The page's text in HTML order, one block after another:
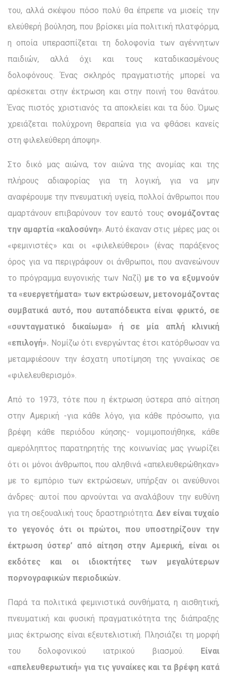
του, αλλά σκέψου πόσο πολύ θα έπρεπε να μισείς την
ελεύθερή βούληση, που βρίσκει μία πολιτική πλατφόρμα,
η οποία υπερασπίζεται τη δολο­φονία των αγέννητων
παιδιών, αλλά όχι και τους καταδικασμέ­νους
δολοφόνους. Ένας σκληρός πραγματιστής μπορεί να
αρέσκεται στην έκτρωση και στην ποινή του θανάτου.
Ένας πιστός χριστιανός τα αποκλείει και τα δύο. Όμως
χρειάζεται πολύχρονη θεραπεία για να φθάσει κανείς
στη φιλελεύθερη άποψη».
Στο δικό μας αιώνα, τον αιώνα της ανομίας και της
πλήρους αδιαφορίας για τη λογική, για να μην
αναφέρουμε την πνευμα­τική υγεία, πολλοί άνθρωποι που
αμαρτάνουν επιβαρύνουν τον εαυτό τους ονομάζοντας
την αμαρτία «καλοσύνη». Αυτό έκαναν στις μέρες μας οι
«φεμινιστές» και οι «φιλελεύθεροι» (ένας παράξενος
όρος για να περιγράφουν οι άνθρωποι, που ανανεώνουν
το πρόγραμμα ευγονικής των Ναζί) με το να εξυμνούν
τα «ευεργετήματα» των εκτρώσεων, μετονομάζοντας
συμβατικά αυτό, που αυταπόδεικτα είναι φρικτό, σε
«συνταγμα­τικό δικαίωμα» ή σε μία απλή κλινική
«επιλογή». Νομίζω ότι ενεργώντας έτσι κατόρθωσαν να
μεταμφιέσουν την έσχατη υποτίμηση της γυναίκας σε
«φιλελευθερισμό».
Από το 1973, τότε που η έκτρωση ύστερα από αίτηση
στην Αμερική -για κάθε λόγο, για κάθε πρόσωπο, για
βρέφη κάθε περιόδου κύησης- νομιμοποιήθηκε, κάθε
αμερόληπτος παρατη­ρητής της κοινωνίας μας γνωρίζει
ότι οι μόνοι άνθρωποι, που αληθινά «απελευθερώθηκαν»
με το εμπόριο των εκτρώσεων, υ­πήρξαν οι ανεύθυνοι
άνδρες· αυτοί που αρνούνται να αναλάβουν την ευθύνη
για τη σεξουαλική τους δραστηριότητα. Δεν είναι τυχαίο
το γεγονός ότι οι πρώτοι, που υποστηρίζουν την
έκτρωση ύστερ’ από αίτηση στην Αμερική, είναι οι
εκδότες και οι ιδιοκτήτες των μεγαλύτερων
πορνογραφικών περιοδικών.
Παρά τα πολιτικά φεμινιστικά συνθήματα, η αισθητική,
πνευ­ματική και φυσική πραγματικότητα της διάπραξης
μιας έκτρω­σης είναι εξευτελιστική. Πλησιάζει τη μορφή
του δολοφονικού ιατρικού βιασμού.
Είναι
«απελευθερωτική» για τις γυναίκες και τα βρέφη κατά